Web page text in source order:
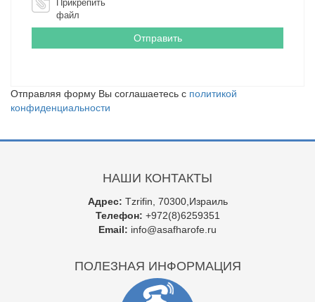
Прикрепить
файл
Отправляя форму Вы соглашаетесь с политикой
конфиденциальности
НАШИ КОНТАКТЫ
Адрес: Tzrifin, 70300,Израиль
Телефон: +972(8)6259351
Email: info@asafharofe.ru
ПОЛЕЗНАЯ ИНФОРМАЦИЯ